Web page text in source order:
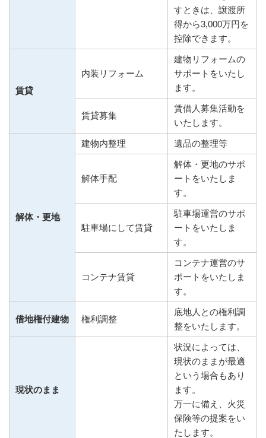
すときは、譲渡所
得から3,000万円を
控除できます。
賃貸
内装リフォーム
建物リフォームの
サポートをいたし
ます。
賃貸募集
賃借人募集活動を
いたします。
解体・更地
建物内整理 遺品の整理等
解体手配
解体・更地のサポ
ートをいたしま
す。
駐車場にして賃貸
駐車場運営のサポ
ートをいたしま
す。
コンテナ賃貸
コンテナ運営のサ
ポートをいたしま
す。
借地権付建物 権利調整
底地人との権利調
整をいたします。
現状のまま
状況によっては、
現状のままが最適
という場合もあり
ます。
万一に備え、火災
保険等の提案をい
たします。